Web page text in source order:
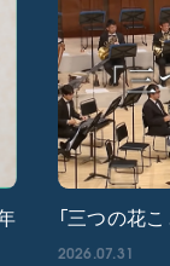
「三つの花
2026.07.31